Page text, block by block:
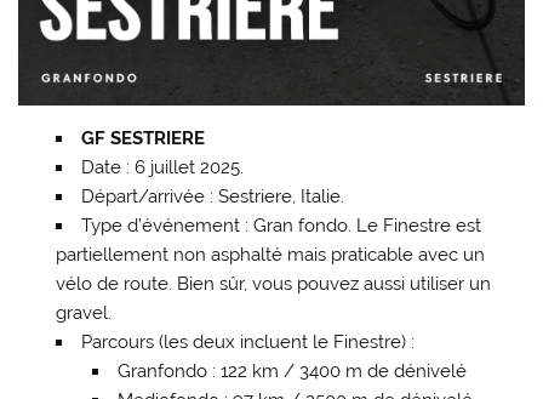
GF SESTRIERE
Date : 6 juillet 2025.
Départ/arrivée : Sestriere, Italie.
Type d’événement : Gran fondo. Le Finestre est
partiellement non asphalté mais praticable avec un
vélo de route. Bien sûr, vous pouvez aussi utiliser un
gravel.
Parcours (les deux incluent le Finestre) :
Granfondo : 122 km / 3400 m de dénivelé